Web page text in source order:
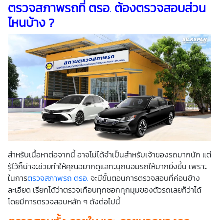
ตรวจสภาพรถที่ตรอ.ต้องตรวจสอบส่วน
ไหนบ้าง ?
สำหรับเนื้อหาต่อจากนี้ อาจไม่ได้จำเป็นสำหรับเจ้าของรถมากนัก แต่
รู้ไว้ก็น่าจะช่วยทำให้คุณอยากดูแลทะนุถนอมรถให้มากยิ่งขึ้น เพราะ
ในการตรวจสภาพรถ ตรอ. จะมีขั้นตอนการตรวจสอบที่ค่อนข้าง
ละเอียด เรียกได้ว่าตรวจเกือบทุกซอกทุกมุมของตัวรถเลยก็ว่าได้
โดยมีการตรวจสอบหลัก ๆ ดังต่อไปนี้